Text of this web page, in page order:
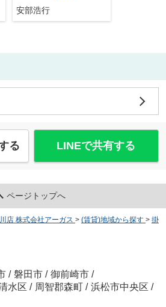
安部浩行
る LINEで共有する
ページトップへ
店 株式会社アーガス > (賃貸)地域から探す > 掛
/ 磐田市 / 御前崎市 /
水区 / 周智郡森町 / 浜松市中央区 /